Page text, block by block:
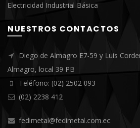
Electricidad Industrial Básica
NUESTROS CONTACTOS
Diego de Almagro E7-59 y Luis
Almagro, local 39 PB
Teléfono: (02) 2502 093
(02) 2238 412
fedimetal@fedimetal.com.ec